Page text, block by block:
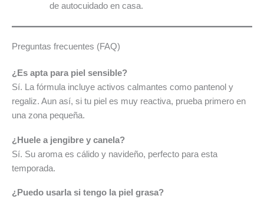
de autocuidado en casa.
Preguntas frecuentes (FAQ)
¿Es apta para piel sensible?
Sí. La fórmula incluye activos calmantes como pantenol y
regaliz. Aun así, si tu piel es muy reactiva, prueba primero en
una zona pequeña.
¿Huele a jengibre y canela?
Sí. Su aroma es cálido y navideño, perfecto para esta
temporada.
¿Puedo usarla si tengo la piel grasa?